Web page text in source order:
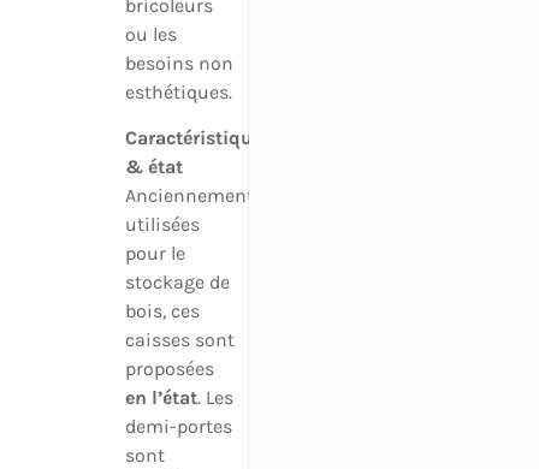
bricoleurs
ou les
besoins non
esthétiques.
Caractéristiques
& état
Anciennement
utilisées
pour le
stockage de
bois, ces
caisses sont
proposées
en l’état. Les
demi-portes
sont